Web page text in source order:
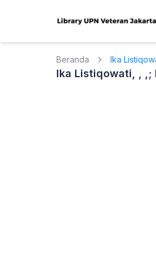
Beranda Ika
Ika Listiqowati, , ,;